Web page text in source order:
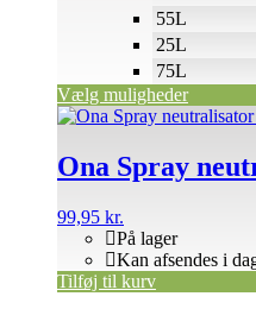
Vælg muligheder
55L
25L
75L
Ona Spray
99,95 kr.
På lager
Kan afsendes i
Tilføj til kurv